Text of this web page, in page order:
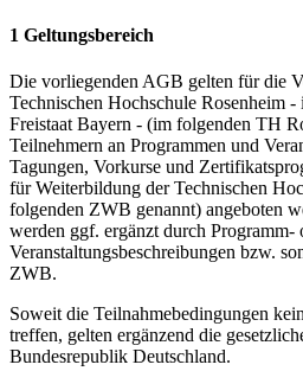
1 Geltungsbereich
Die vorliegenden AGB gelten für die
Technischen Hochschule Rosenheim
Freistaat Bayern - (im folgenden TH
Teilnehmern an Programmen und
Tagungen, Vorkurse und
für Weiterbildung der Technischen
folgenden ZWB genannt) angeboten
werden ggf. ergänzt durch Programm-
Veranstaltungsbeschreibungen bzw.
ZWB.
Soweit die Teilnahmebedingungen
treffen, gelten ergänzend die
Bundesrepublik Deutschland.